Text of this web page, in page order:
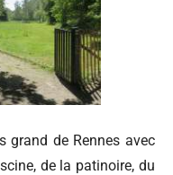
grand de Rennes avec
de la patinoire, du